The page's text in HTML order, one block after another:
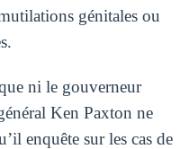
génitales ou
ni le gouverneur
Ken Paxton ne
enquête sur les cas de